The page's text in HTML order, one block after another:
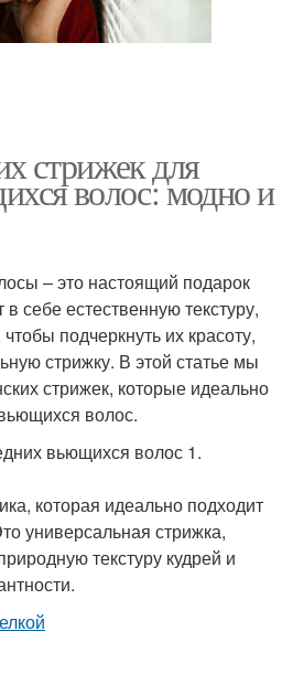
стрижек для
волос: модно и
– это настоящий подарок
себе естественную текстуру,
подчеркнуть их красоту,
стрижку. В этой статье мы
стрижек, которые идеально
волос.
вьющихся волос 1.
которая идеально подходит
универсальная стрижка,
текстуру кудрей и